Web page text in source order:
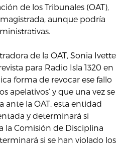
de los Tribunales (OAT),
aunque podría
de la OAT, Sonia Ivette
para Radio Isla 1320 en
forma de revocar ese fallo
apelativos’ y que una vez se
ante la OAT, esta entidad
y determinará si
la Comisión de Disciplina
si se han violado los